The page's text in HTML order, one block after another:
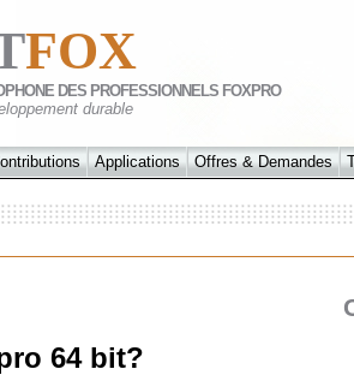
FOX
DES PROFESSIONNELS FOXPRO
durable
Applications Offres & Demandes
64 bit?